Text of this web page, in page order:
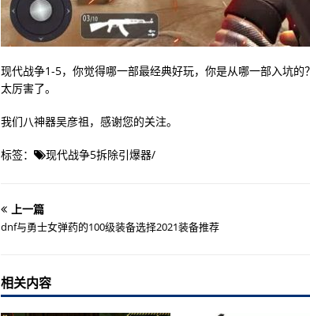
现代战争1-5，你觉得哪一部最经典好玩，你是从哪一部入坑
太厉害了。
我们八神器吴彦祖，感谢您的关注。
标签： 现代战争5拆除引爆器/
上一篇
dnf与勇士女弹药的100级装备选择2021装备推荐
相关内容